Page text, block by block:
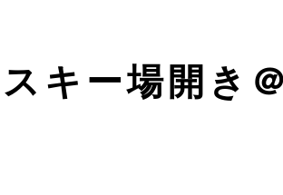
スキー場開き